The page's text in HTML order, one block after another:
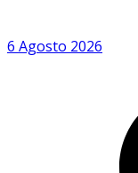
6 Agosto 2026